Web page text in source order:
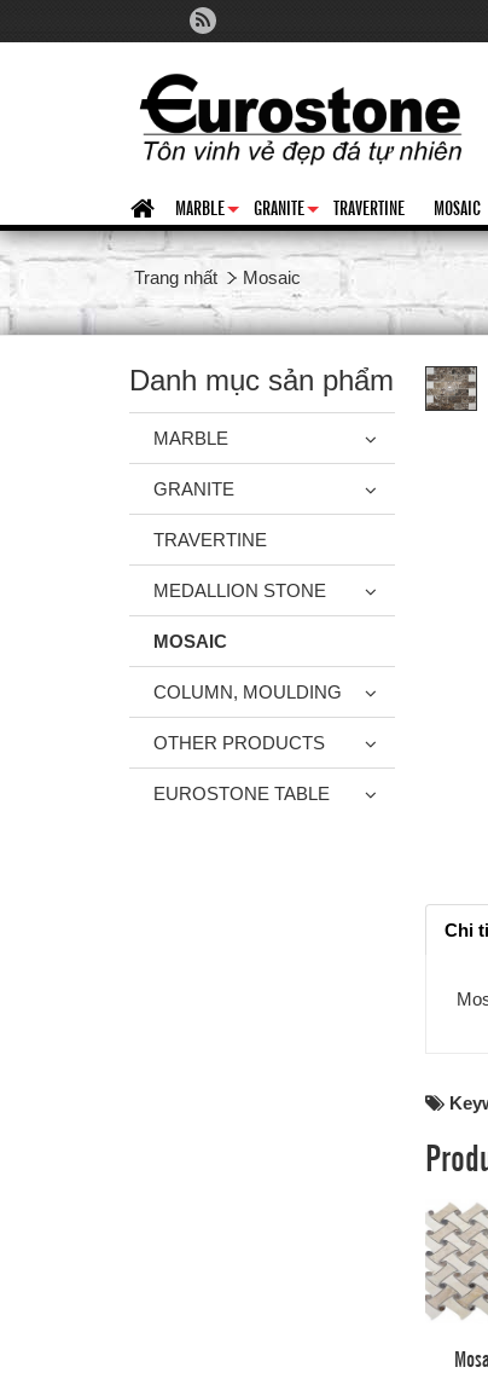
+
MARBLE
+
GRANITE TRAVERTINE MOSAIC
Trang nhất Mosaic
Chi
Danh mục sản phẩm
MARBLE
GRANITE
TRAVERTINE
MEDALLION STONE
MOSAIC
COLUMN, MOULDING
OTHER PRODUCTS
EUROSTONE TABLE